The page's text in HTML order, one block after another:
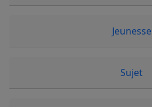
Jeunesse
Sujet